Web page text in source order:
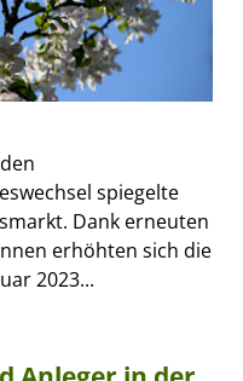
spiegelte
Dank erneuten
erhöhten sich die
2023...